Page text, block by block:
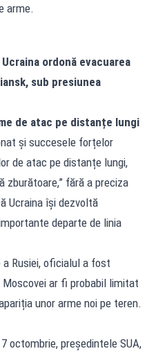
arme.
ordonă evacuarea
sub presiunea
de atac pe distanțe lungi
și succesele forțelor
de atac pe distanțe lungi,
zburătoare,” fără a preciza
Ucraina își dezvoltă
departe de linia
Rusiei, oficialul a fost
ar fi probabil limitat
unor arme noi pe teren.
octombrie, președintele SUA,